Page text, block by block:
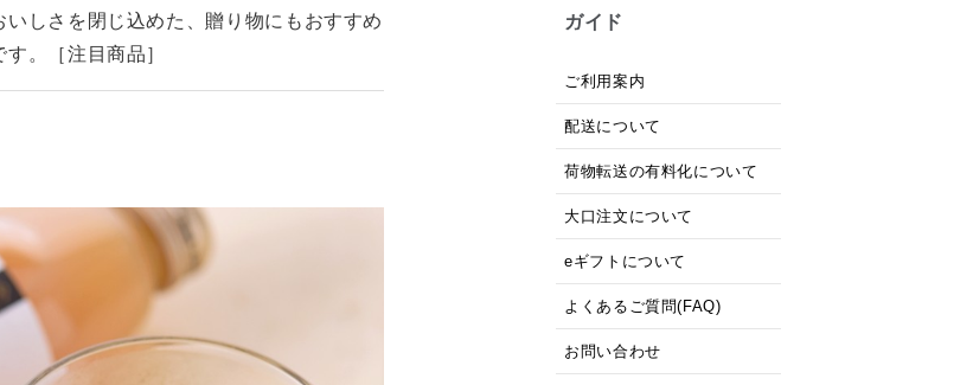
しさを閉じ込めた、贈り物にもおすすめ
。［注目商品］
ガイド
ご利用案内
配送について
荷物転送の有料化について
大口注文について
eギフトについて
よくあるご質問(FAQ)
お問い合わせ